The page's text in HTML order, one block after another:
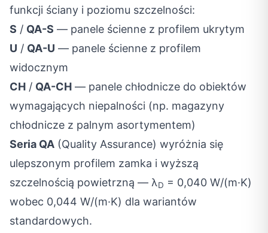
funkcji ściany i poziomu szczelności:
S / QA-S — panele ścienne z profilem ukrytym
U / QA-U — panele ścienne z profilem
widocznym
CH / QA-CH — panele chłodnicze do obiektów
wymagających niepalności (np. magazyny
chłodnicze z palnym asortymentem)
Seria QA (Quality Assurance) wyróżnia się
ulepszonym profilem zamka i wyższą
szczelnością powietrzną — λD = 0,040 W/(m·K)
wobec 0,044 W/(m·K) dla wariantów
standardowych.